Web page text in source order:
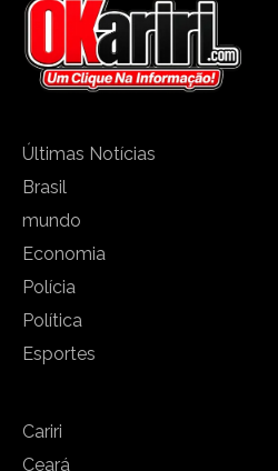
Últimas Notícias
Brasil
mundo
Economia
Polícia
Política
Esportes
Cariri
Ceará